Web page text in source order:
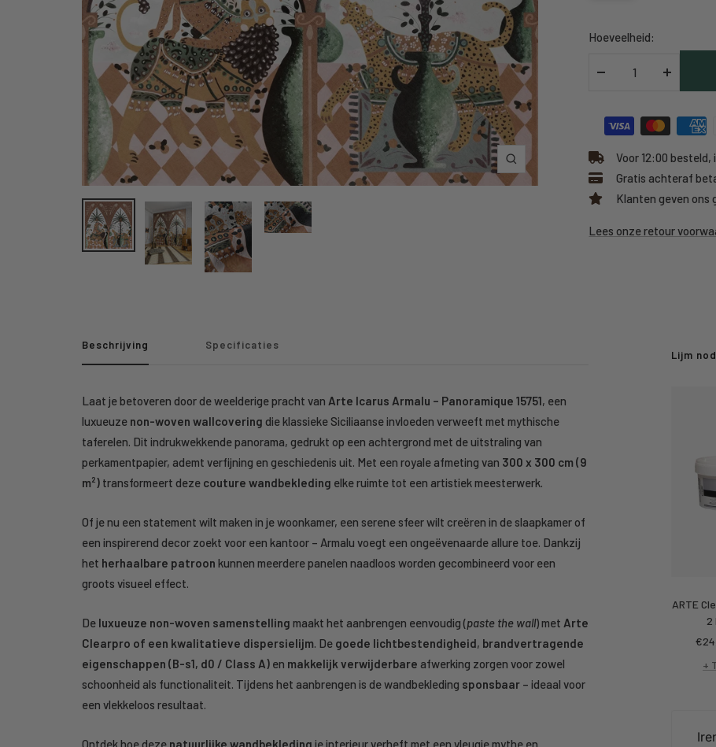
Inzoomen
Hoeveelheid:
Verlaag
Voor 12:00 besteld,
Gratis achteraf
Klanten geven ons
Lees onze retour
Beschrijving Specificaties
Laat je betoveren door de weelderige pracht van Arte Icarus Armalu – Panoramique 15751, een
luxueuze non-woven wallcovering die klassieke Siciliaanse invloeden verweeft met mythische
taferelen. Dit indrukwekkende panorama, gedrukt op een achtergrond met de uitstraling van
perkamentpapier, ademt verfijning en geschiedenis uit. Met een royale afmeting van 300 x 300 cm (9
m²) transformeert deze couture wandbekleding elke ruimte tot een artistiek meesterwerk.
Of je nu een statement wilt maken in je woonkamer, een serene sfeer wilt creëren in de slaapkamer of
een inspirerend decor zoekt voor een kantoor – Armalu voegt een ongeëvenaarde allure toe. Dankzij
het herhaalbare patroon kunnen meerdere panelen naadloos worden gecombineerd voor een
groots visueel effect.
De luxueuze non-woven samenstelling maakt het aanbrengen eenvoudig (paste the wall) met Arte
Clearpro of een kwalitatieve dispersielijm . De goede lichtbestendigheid, brandvertragende
eigenschappen (B-s1, d0 / Class A) en makkelijk verwijderbare afwerking zorgen voor zowel
schoonheid als functionaliteit. Tijdens het aanbrengen is de wandbekleding sponsbaar – ideaal voor
een vlekkeloos resultaat.
Ontdek hoe deze natuurlijke wandbekleding je interieur verheft met een vleugje mythe en
Lijm
ARTE
2
prijs
+